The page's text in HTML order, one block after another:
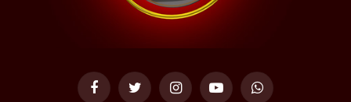
FacebookTwitter InstagramYouTubeWhatsApp